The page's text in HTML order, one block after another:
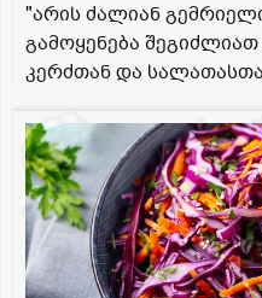
"არის ძალიან
გამოყენება შეგიძლიათ
კერძთან და